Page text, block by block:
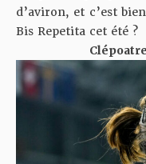
d’aviron, et c’est
Bis Repetita cet été ?